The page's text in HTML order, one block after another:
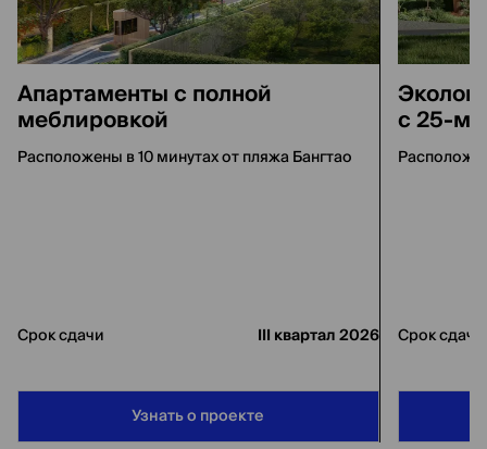
Апартаменты с полной
меблировкой
Расположены в 10 минутах от пляжа Бангтао
Срок сдачи III квартал 2026
Узнать о проекте
с 25-
Срок сдачи